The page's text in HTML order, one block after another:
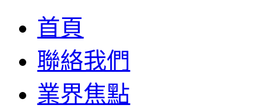
首頁
聯絡我們
業界焦點